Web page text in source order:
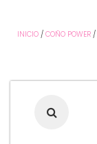
INICIO / COÑO POWER /